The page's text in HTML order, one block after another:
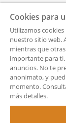
Reino
Contacta con
Para abogados
Para socios
Para Prensa
Condiciones
uso
Cookies para
Utilizamos
nuestro sitio web.
mientras que
importante para
anuncios. No te
anonimato, y
momento.
más detalles.